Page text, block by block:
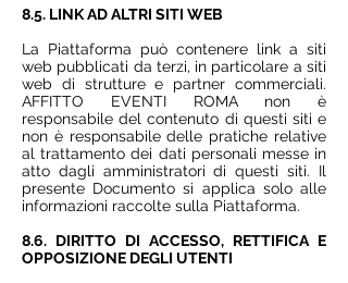
8.5. LINK AD ALTRI SITI WEB
La Piattaforma può contenere link a siti
web pubblicati da terzi, in particolare a siti
web di strutture e partner commerciali.
AFFITTO EVENTI ROMA non è
responsabile del contenuto di questi siti e
non è responsabile delle pratiche relative
al trattamento dei dati personali messe in
atto dagli amministratori di questi siti. Il
presente Documento si applica solo alle
informazioni raccolte sulla Piattaforma.
8.6. DIRITTO DI ACCESSO, RETTIFICA E
OPPOSIZIONE DEGLI UTENTI